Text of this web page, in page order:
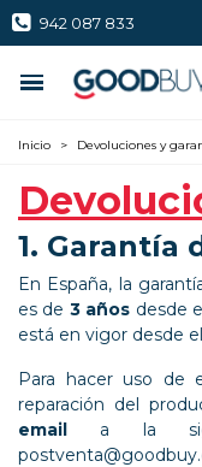
942 087 833
Inicio > Devoluciones y
1. Garantía
En España, la
es de 3 años desde
está en vigor desde
Para hacer uso de
reparación del
email a la